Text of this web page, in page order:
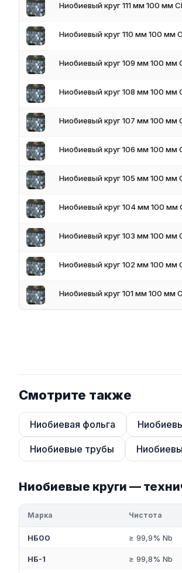
Ниобиевый круг 111 мм 100 мм
Ниобиевый круг 110 мм 100 мм
Ниобиевый круг 109 мм 100 мм
Ниобиевый круг 108 мм 100 мм
Ниобиевый круг 107 мм 100 мм
Ниобиевый круг 106 мм 100 мм
Ниобиевый круг 105 мм 100 мм
Ниобиевый круг 104 мм 100 мм
Ниобиевый круг 103 мм 100 мм
Ниобиевый круг 102 мм 100 мм
Ниобиевый круг 101 мм 100 мм
Смотрите также
Ниобиевая фольга
Ниобиевые трубы
Ниобиевые круги —
Марка Чистота
НБ00 ≥ 99,9% Nb
НБ-1 ≥ 99,8% Nb